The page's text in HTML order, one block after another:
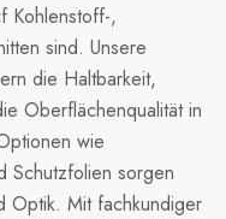
Kohlenstoff-,
sind. Unsere
die Haltbarkeit,
Oberflächenqualität in
wie
Schutzfolien sorgen
Optik. Mit fachkundiger